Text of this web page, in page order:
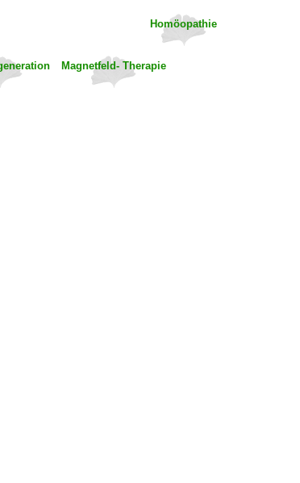
Homöopathie
Magnetfeld- Therapie